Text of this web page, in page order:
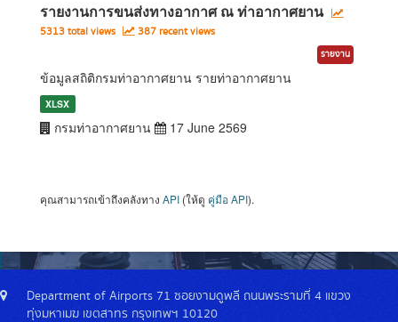
รายงานการขนส่งทางอากาศ ณ ท่าอากาศยาน
5313 total views 387 recent views
รายงาน
ข้อมูลสถิติกรมท่าอากาศยาน รายท่าอากาศยาน
XLSX
กรมท่าอากาศยาน 17 June 2569
คุณสามารถเข้าถึงคลังทาง API (ให้ดู คู่มือ API).
Department of Airports 71 ซอยงามดูพลี ถนนพระรามที่ 4 แขวง
ทุ่งมหาเมฆ เขตสาทร กรุงเทพฯ 10120